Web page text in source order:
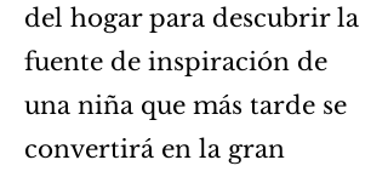
del hogar para descubrir la
fuente de inspiración de
una niña que más tarde se
convertirá en la gran